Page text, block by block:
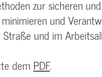
zur sicheren
und
und im
dem PDF.